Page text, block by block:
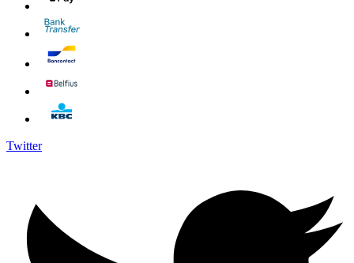
Twitter